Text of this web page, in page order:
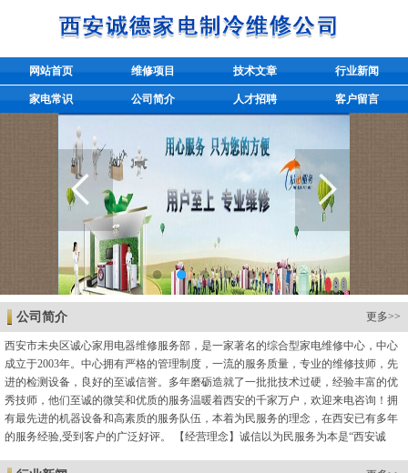
网站首页 维修项目 技术文章 行业新闻
家电常识 公司简介 人才招聘 客户留言
公司简介 更多>>
西安市未央区诚心家用电器维修服务部，是一家著名的综合型家电维修中心，中心
成立于2003年。中心拥有严格的管理制度，一流的服务质量，专业的维修技师，先
进的检测设备，良好的至诚信誉。多年磨砺造就了一批批技术过硬，经验丰富的优
秀技师，他们至诚的微笑和优质的服务温暖着西安的千家万户，欢迎来电咨询！拥
有最先进的机器设备和高素质的服务队伍，本着为民服务的理念，在西安已有多年
的服务经验,受到客户的广泛好评。 【经营理念】诚信以为民服务为本是“西安诚